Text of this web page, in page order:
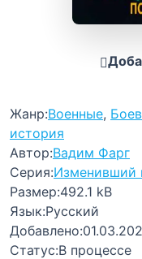
Жанр:Военные,
история
Автор:Вадим Фарг
Серия:Изменивший
Размер:492.1 kB
Язык:Русский
Добавлено:
Статус:В процессе